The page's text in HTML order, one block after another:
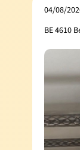
04/08/
BE 4610